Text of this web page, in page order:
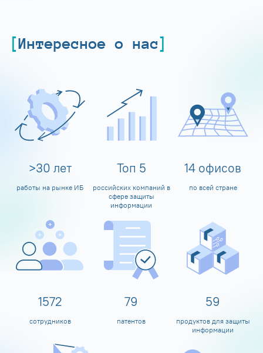
Интересное о нас
>30 лет
работы на рынке ИБ
Топ 5
российских компаний в
сфере защиты
информации
14 офисов
по всей стране
1600
сотрудников
80
патентов
60
продуктов для защиты
информации